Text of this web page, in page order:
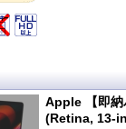
Apple 【即
(Retina, 13-